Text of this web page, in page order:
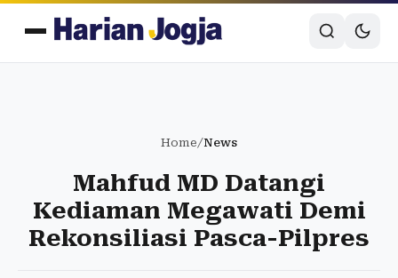
Home/News
Mahfud MD Datangi
Kediaman Megawati Demi
Rekonsiliasi Pasca-Pilpres